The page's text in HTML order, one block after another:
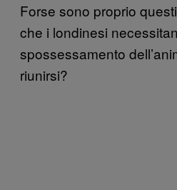
Forse sono proprio
che i londinesi
spossessamento
riunirsi?